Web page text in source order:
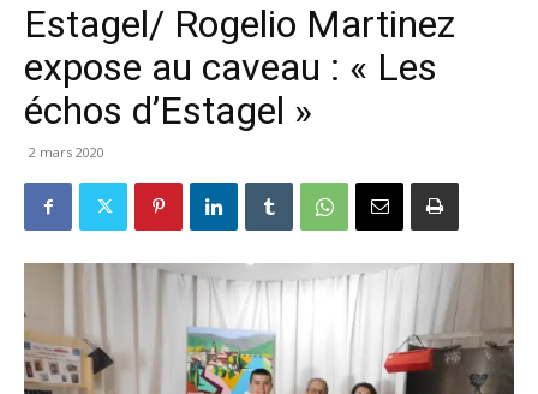
Estagel/ Rogelio Martinez
expose au caveau : « Les
échos d’Estagel »
2 mars 2020